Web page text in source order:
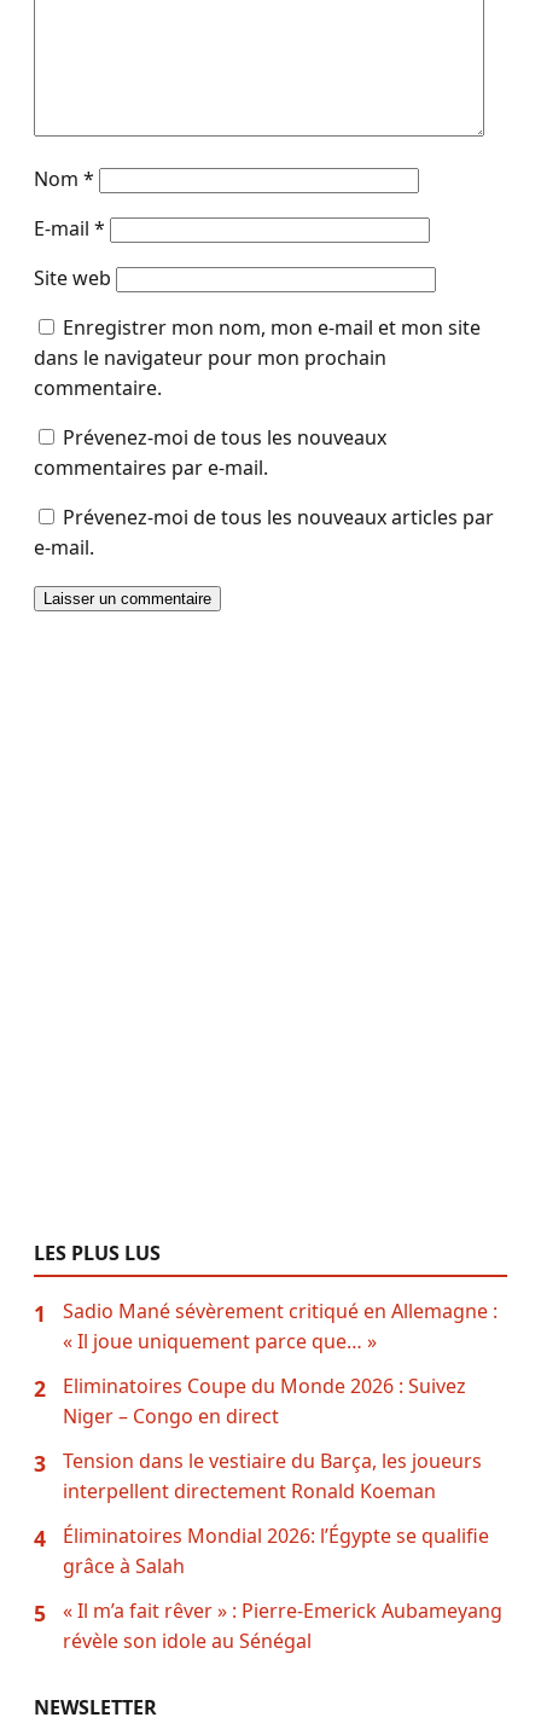
Nom *
E-mail *
Site web
Enregistrer mon nom, mon e-mail et mon site
dans le navigateur pour mon prochain
commentaire.
Prévenez-moi de tous les nouveaux
commentaires par e-mail.
Prévenez-moi de tous les nouveaux articles par
e-mail.
LES PLUS LUS
1
Sadio Mané sévèrement critiqué en Allemagne :
« Il joue uniquement parce que… »
2
Eliminatoires Coupe du Monde 2026 : Suivez
Niger – Congo en direct
3
Tension dans le vestiaire du Barça, les joueurs
interpellent directement Ronald Koeman
4
Éliminatoires Mondial 2026: l’Égypte se qualifie
grâce à Salah
5
« Il m’a fait rêver » : Pierre-Emerick Aubameyang
révèle son idole au Sénégal
NEWSLETTER